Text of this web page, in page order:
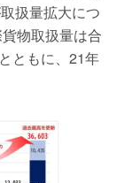
扱量拡大につ
物取扱量は合
ともに、21年